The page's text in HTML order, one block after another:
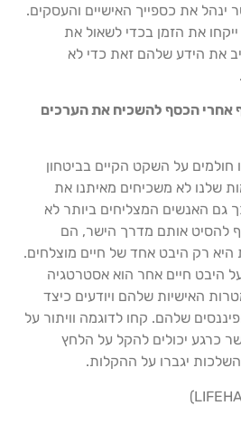
ינהל את כספייך האישיים והעסקים.
את הזמן בכדי לשאול את
את הידע שלהם זאת כדי לא
אחרי הכסף להשכיח את הערכים
חולמים על השקט הקיים בביטחון
שלנו לא משכיחים מאיתנו את
גם האנשים המצליחים ביותר לא
להסיט אותם מדרך הישר, הם
היא רק היבט אחד של חיים מוצלחים.
היבט חיים אחר הוא אסטרטגיה
האישיות שלהם ויודעים כיצד
שלהם. קחו לדוגמה וויתור על
כרגע יכולים להקל על הלחץ
יגברו על ההקלות.